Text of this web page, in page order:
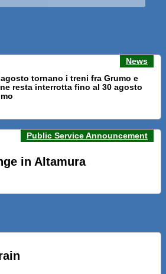
News
tornano i treni fra Grumo e
resta interrotta fino al 30 agosto
SERVIZI FALMAPS E LIVECHAT.
TRENO
Next
Public Service Announcement
in Altamura